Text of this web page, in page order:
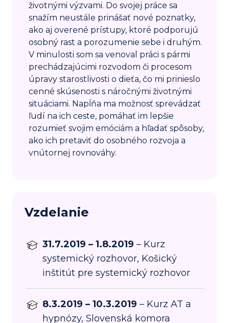
životnými výzvami. Do svojej práce sa
snažím neustále prinášať nové poznatky,
ako aj overené prístupy, ktoré podporujú
osobný rast a porozumenie sebe i druhým.
V minulosti som sa venoval práci s pármi
prechádzajúcimi rozvodom či procesom
úpravy starostlivosti o dieťa, čo mi prinieslo
cenné skúsenosti s náročnými životnými
situáciami. Napĺňa ma možnosť sprevádzať
ľudí na ich ceste, pomáhať im lepšie
rozumieť svojim emóciám a hľadať spôsoby,
ako ich pretaviť do osobného rozvoja a
vnútornej rovnováhy.
Vzdelanie
31.7.2019 – 1.8.2019 – Kurz
systemický rozhovor, Košický
inštitút pre systemický rozhovor
8.3.2019 – 10.3.2019 – Kurz AT a
hypnózy, Slovenská komora